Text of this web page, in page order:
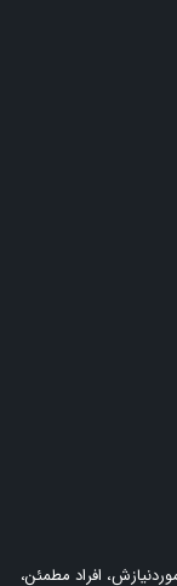
افراد مطمئن،